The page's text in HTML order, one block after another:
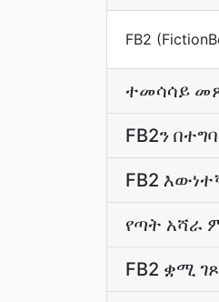
FB2
ተመሳሳይ
FB2ን
FB2
የጣት አሻራ
FB2 ቋሚ